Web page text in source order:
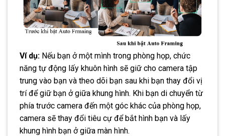
Ví dụ: Nếu bạn ở một mình trong phòng họp, chức
năng tự động lấy khuôn hình sẽ giữ cho camera tập
trung vào bạn và theo dõi bạn sau khi bạn thay đổi vị
trí để giữ bạn ở giữa khung hình. Khi bạn di chuyển từ
phía trước camera đến một góc khác của phòng họp,
camera sẽ thay đổi tiêu cự để bắt hình bạn và lấy
khung hình bạn ở giữa màn hình.